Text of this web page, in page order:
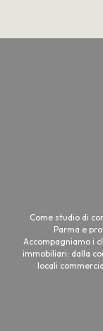
Come studio di
Parma e
Accompagniamo i
immobiliari: dalla
locali